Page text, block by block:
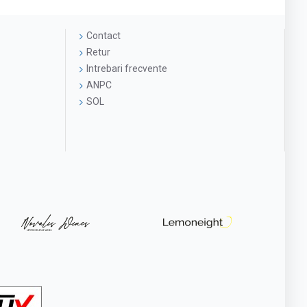
Contact
Retur
Intrebari frecvente
ANPC
SOL